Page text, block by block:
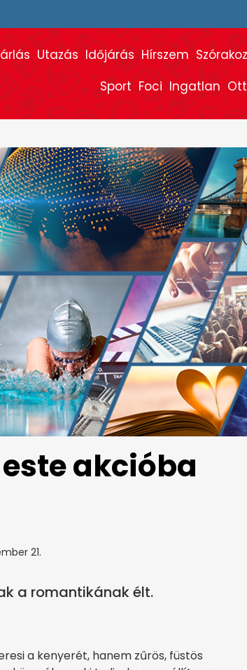
Utazás Időjárás Hírszem
Sport Foci Ingatlan
akcióba
21.
a romantikának élt.
a kenyerét, hanem zűrös, füstös